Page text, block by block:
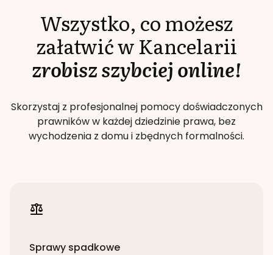
Wszystko, co możesz
załatwić w Kancelarii
zrobisz szybciej online!
Skorzystaj z profesjonalnej pomocy doświadczonych
prawników w każdej dziedzinie prawa, bez
wychodzenia z domu i zbędnych formalności.
Sprawy spadkowe